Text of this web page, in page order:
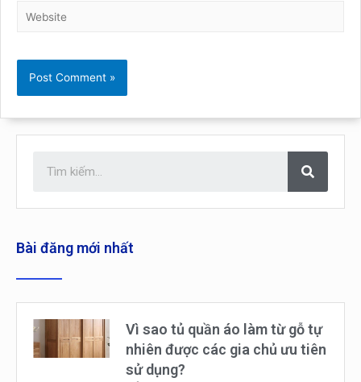
Bài đăng mới nhất
Vì sao tủ quần áo làm từ gỗ tự
nhiên được các gia chủ ưu tiên
sử dụng?